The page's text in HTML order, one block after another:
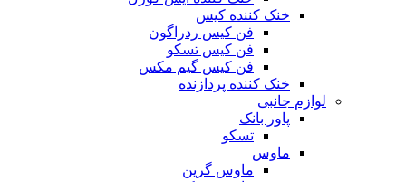
خنک کننده کیس
فن کیس ردراگون
فن کیس تسکو
فن کیس گیم مکس
خنک کننده پردازنده
لوازم جانبی
پاور بانک
تسکو
ماوس
ماوس گرین